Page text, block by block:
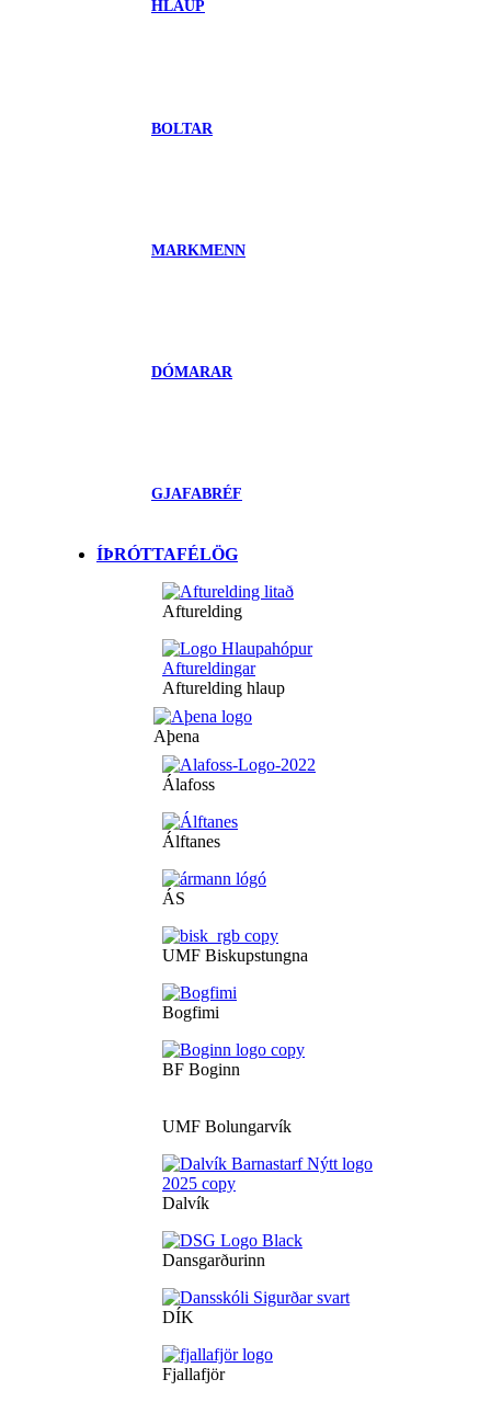
HLAUP
BOLTAR
MARKMENN
DÓMARAR
GJAFABRÉF
ÍÞRÓTTAFÉLÖG
Afturelding
Afturelding hlaup
Aþena
Álafoss
Álftanes
ÁS
UMF Biskupstungna
Bogfimi
BF Boginn
UMF Bolungarvík
Dalvík
Dansgarðurinn
DÍK
Fjallafjör